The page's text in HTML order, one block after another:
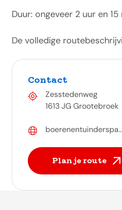
Duur: ongeveer 2 uur en
De volledige
Contact
Zesstedenweg
1613 JG Grootebroek
Plan je route